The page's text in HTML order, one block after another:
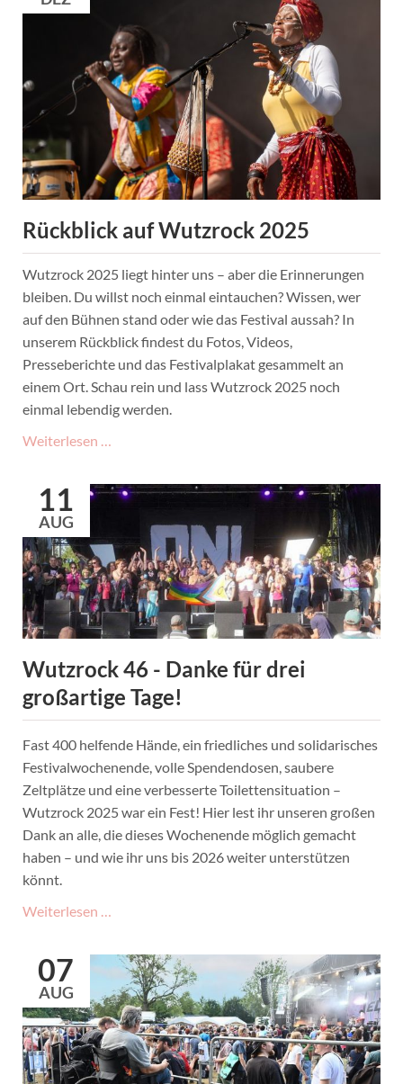
am
Eichbaumsee:
Save
the
Date!
Rückblick auf Wutzrock 2025
Wutzrock 2025 liegt hinter uns – aber die Erinnerungen
bleiben. Du willst noch einmal eintauchen? Wissen, wer
auf den Bühnen stand oder wie das Festival aussah? In
unserem Rückblick findest du Fotos, Videos,
Presseberichte und das Festivalplakat gesammelt an
einem Ort. Schau rein und lass Wutzrock 2025 noch
einmal lebendig werden.
Weiterlesen …
Wutzrock
2025
11
AUG
Wutzrock 46 - Danke für drei
großartige Tage!
Fast 400 helfende Hände, ein friedliches und solidarisches
Festivalwochenende, volle Spendendosen, saubere
Zeltplätze und eine verbesserte Toilettensituation –
Wutzrock 2025 war ein Fest! Hier lest ihr unseren großen
Dank an alle, die dieses Wochenende möglich gemacht
haben – und wie ihr uns bis 2026 weiter unterstützen
könnt.
Weiterlesen …
-
Danke
für
drei
großartige
Tage!
07
AUG